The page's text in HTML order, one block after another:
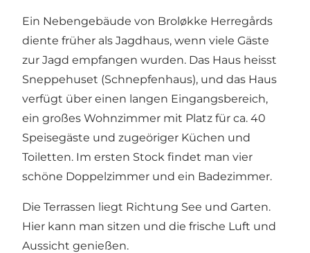
Ein Nebengebäude von Broløkke Herregårds
diente früher als Jagdhaus, wenn viele Gäste
zur Jagd empfangen wurden. Das Haus heisst
Sneppehuset (Schnepfenhaus), und das Haus
verfügt über einen langen Eingangsbereich,
ein großes Wohnzimmer mit Platz für ca. 40
Speisegäste und zugeöriger Küchen und
Toiletten. Im ersten Stock findet man vier
schöne Doppelzimmer und ein Badezimmer.
Die Terrassen liegt Richtung See und Garten.
Hier kann man sitzen und die frische Luft und
Aussicht genießen.